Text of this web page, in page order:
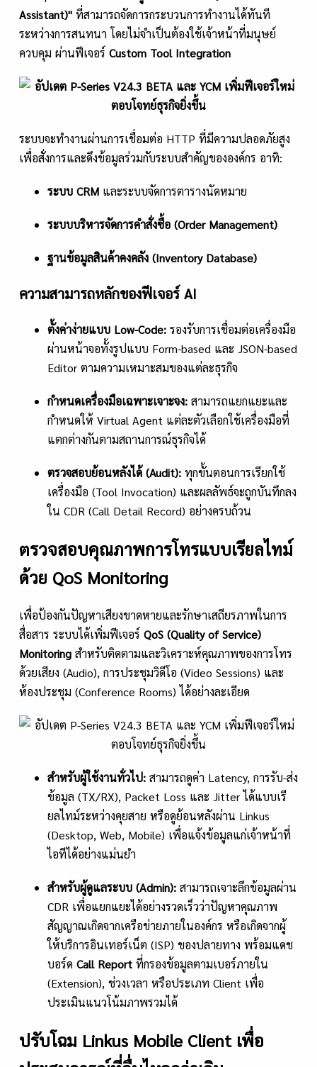
Assistant)" ที่สามารถจัดการกระบวนการทำงานได้ทันที
ระหว่างการสนทนา โดยไม่จำเป็นต้องใช้เจ้าหน้าที่มนุษย์
ควบคุม ผ่านฟีเจอร์ Custom Tool Integration
ระบบจะทำงานผ่านการเชื่อมต่อ HTTP ที่มีความปลอดภัยสูง
เพื่อสั่งการและดึงข้อมูลร่วมกับระบบสำคัญขององค์กร อาทิ:
ระบบ CRM และระบบจัดการตารางนัดหมาย
ระบบบริหารจัดการคำสั่งซื้อ (Order Management)
ฐานข้อมูลสินค้าคงคลัง (Inventory Database)
ความสามารถหลักของฟีเจอร์ AI
ตั้งค่าง่ายแบบ Low-Code: รองรับการเชื่อมต่อเครื่องมือ
ผ่านหน้าจอทั้งรูปแบบ Form-based และ JSON-based
Editor ตามความเหมาะสมของแต่ละธุรกิจ
กำหนดเครื่องมือเฉพาะเจาะจง: สามารถแยกแยะและ
กำหนดให้ Virtual Agent แต่ละตัวเลือกใช้เครื่องมือที่
แตกต่างกันตามสถานการณ์ธุรกิจได้
ตรวจสอบย้อนหลังได้ (Audit): ทุกขั้นตอนการเรียกใช้
เครื่องมือ (Tool Invocation) และผลลัพธ์จะถูกบันทึกลง
ใน CDR (Call Detail Record) อย่างครบถ้วน
ตรวจสอบคุณภาพการโทรแบบเรียลไทม์
ด้วย QoS Monitoring
เพื่อป้องกันปัญหาเสียงขาดหายและรักษาเสถียรภาพในการ
สื่อสาร ระบบได้เพิ่มฟีเจอร์ QoS (Quality of Service)
Monitoring สำหรับติดตามและวิเคราะห์คุณภาพของการโทร
ด้วยเสียง (Audio), การประชุมวิดีโอ (Video Sessions) และ
ห้องประชุม (Conference Rooms) ได้อย่างละเอียด
สำหรับผู้ใช้งานทั่วไป: สามารถดูค่า Latency, การรับ-ส่ง
ข้อมูล (TX/RX), Packet Loss และ Jitter ได้แบบเรี
ยลไทม์ระหว่างคุยสาย หรือดูย้อนหลังผ่าน Linkus
(Desktop, Web, Mobile) เพื่อแจ้งข้อมูลแก่เจ้าหน้าที่
ไอทีได้อย่างแม่นยำ
สำหรับผู้ดูแลระบบ (Admin): สามารถเจาะลึกข้อมูลผ่าน
CDR เพื่อแยกแยะได้อย่างรวดเร็วว่าปัญหาคุณภาพ
สัญญาณเกิดจากเครือข่ายภายในองค์กร หรือเกิดจากผู้
ให้บริการอินเทอร์เน็ต (ISP) ของปลายทาง พร้อมแดช
บอร์ด Call Report ที่กรองข้อมูลตามเบอร์ภายใน
(Extension), ช่วงเวลา หรือประเภท Client เพื่อ
ประเมินแนวโน้มภาพรวมได้
ปรับโฉม Linkus Mobile Client เพื่อ